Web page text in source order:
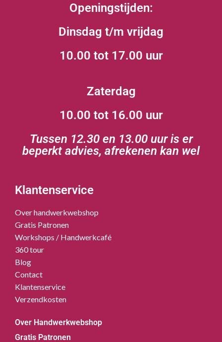
Openingstijden:
Dinsdag t/m vrijdag
10.00 tot 17.00 uur
Zaterdag
10.00 tot 16.00 uur
Tussen 12.30 en 13.00 uur is er
beperkt advies, afrekenen kan wel
Klantenservice
Over handwerkwebshop
Gratis Patronen
Workshops / Handwerkcafé
360 tour
Blog
Contact
Klantenservice
Verzendkosten
Over Handwerkwebshop
Gratis Patronen